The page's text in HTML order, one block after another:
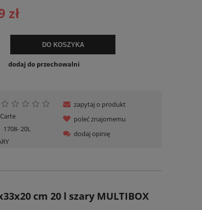
zł
DO KOSZYKA
dodaj do przechowalni
1708- 20L
zapytaj o produkt
poleć znajomemu
dodaj opinię
cm 20 l szary MULTIBOX